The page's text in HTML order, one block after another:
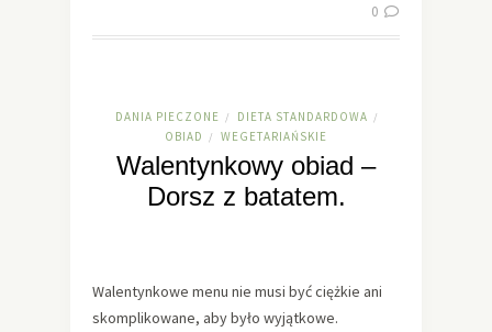
0
DANIA PIECZONE / DIETA STANDARDOWA /
OBIAD / WEGETARIAŃSKIE
Walentynkowy obiad –
Dorsz z batatem.
Walentynkowe menu nie musi być ciężkie ani
skomplikowane, aby było wyjątkowe.